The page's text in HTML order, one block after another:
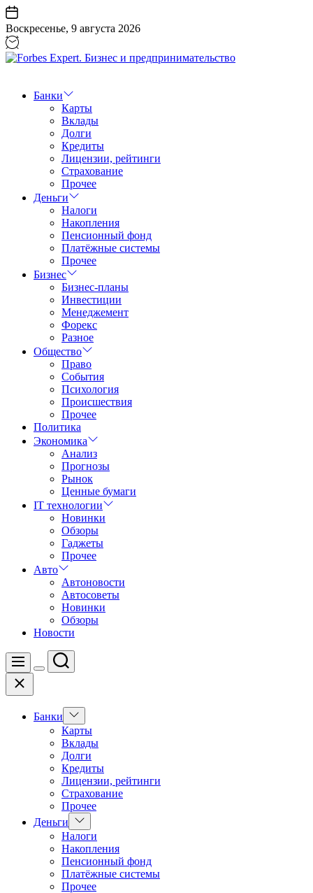
Перейти
к
содержанию
Воскресенье, 9 августа 2026
Бизнес
предпринимательство
Банки
Карты
Вклады
Долги
Кредиты
Лицензии, рейтинги
Страхование
Прочее
Деньги
Налоги
Накопления
Пенсионный фонд
Платёжные системы
Прочее
Бизнес
Бизнес-планы
Инвестиции
Менеджемент
Форекс
Разное
Общество
Право
События
Психология
Происшествия
Прочее
Политика
Экономика
Анализ
Прогнозы
Рынок
Ценные бумаги
IT технологии
Новинки
Обзоры
Гаджеты
Прочее
Авто
Автоновости
Автосоветы
Новинки
Обзоры
Новости
Меню
Цвет
Поиск
Закрыть
Банки
Показать
подменю
Карты
Вклады
Долги
Кредиты
Лицензии, рейтинги
Страхование
Прочее
Деньги
Показать
подменю
Налоги
Накопления
Пенсионный фонд
Платёжные системы
Прочее